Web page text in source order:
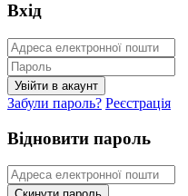
Вхід
Забули пароль? Реєстрація
Відновити пароль